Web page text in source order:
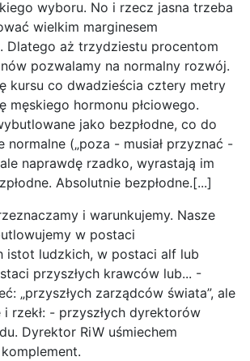
wyboru. No i rzecz jasna trzeba
wielkim marginesem
Dlatego aż trzydziestu procentom
pozwalamy na normalny rozwój.
kursu co dwadzieścia cztery metry
męskiego hormonu płciowego.
jako bezpłodne, co do
normalne („poza - musiał przyznać -
naprawdę rzadko, wyrastają im
Absolutnie bezpłodne.[...]
i warunkujemy. Nasze
w postaci
istot ludzkich, w postaci alf lub
przyszłych krawców lub... -
„przyszłych zarządców świata”, ale
i rzekł: - przyszłych dyrektorów
Dyrektor RiW uśmiechem